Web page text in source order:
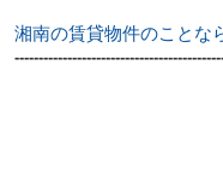
湘南の賃貸物件のことな